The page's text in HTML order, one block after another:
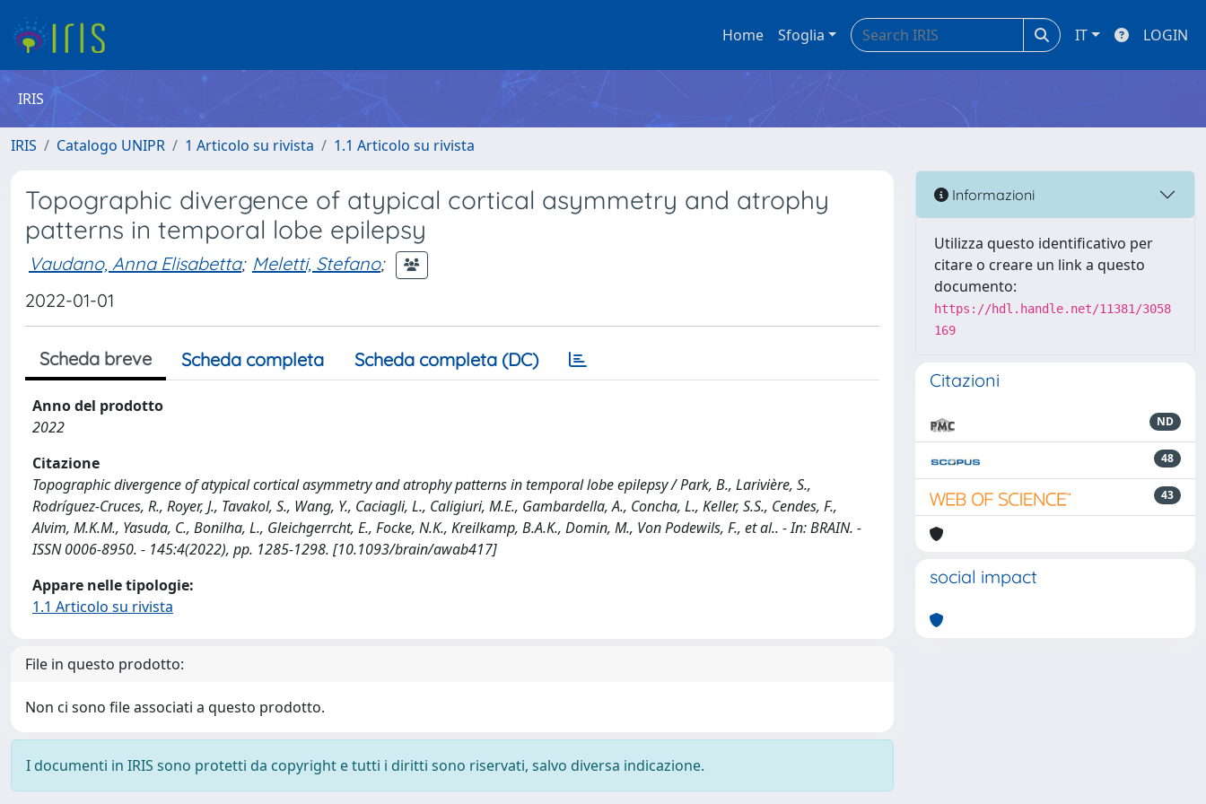
Home Sfoglia IT LOGIN
IRIS
IRIS Catalogo UNIPR 1 Articolo su rivista 1.1 Articolo su rivista
Topographic divergence of atypical cortical asymmetry and atrophy
patterns in temporal lobe epilepsy
Vaudano, Anna Elisabetta; Meletti, Stefano;
2022-01-01
Scheda breve Scheda completa Scheda completa (DC)
Anno del prodotto
2022
Citazione
Topographic divergence of atypical cortical asymmetry and atrophy patterns in temporal lobe epilepsy / Park, B., Larivière, S.,
Rodríguez-Cruces, R., Royer, J., Tavakol, S., Wang, Y., Caciagli, L., Caligiuri, M.E., Gambardella, A., Concha, L., Keller, S.S., Cendes, F.,
Alvim, M.K.M., Yasuda, C., Bonilha, L., Gleichgerrcht, E., Focke, N.K., Kreilkamp, B.A.K., Domin, M., Von Podewils, F., et al.. - In: BRAIN. -
ISSN 0006-8950. - 145:4(2022), pp. 1285-1298. [10.1093/brain/awab417]
Appare nelle tipologie:
1.1 Articolo su rivista
File in questo prodotto:
Non ci sono file associati a questo prodotto.
I documenti in IRIS sono protetti da copyright e tutti i diritti sono riservati, salvo diversa indicazione.
Informazioni
Utilizza questo identificativo per
citare o creare un link a questo
documento:
https://hdl.handle.net/11381/3058
169
Citazioni
ND
48
43
social impact